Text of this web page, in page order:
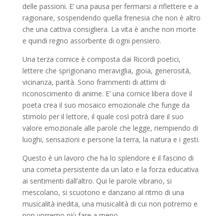
delle passioni. E’ una pausa per fermarsi a riflettere e a
ragionare, sospendendo quella frenesia che non è altro
che una cattiva consigliera. La vita è anche non morte
e quindi regno assorbente di ogni pensiero.
Una terza cornice è composta dai Ricordi poetici,
lettere che sprigionano meraviglia, gioia, generosità,
vicinanza, parità. Sono frammenti di attimi di
riconoscimento di anime. E’ una cornice libera dove il
poeta crea il suo mosaico emozionale che funge da
stimolo per il lettore, il quale così potrà dare il suo
valore emozionale alle parole che legge, riempiendo di
luoghi, sensazioni e persone la terra, la natura e i gesti.
Questo è un lavoro che ha lo splendore e il fascino di
una cometa persistente da un lato e la forza educativa
ai sentimenti dall’altro. Qui le parole vibrano, si
mescolano, si scuotono e danzano al ritmo di una
musicalità inedita, una musicalità di cui non potremo e